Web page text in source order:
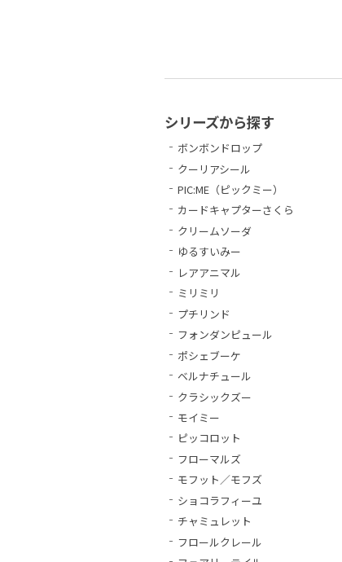
シリーズから探す
ボンボンドロップ
クーリアシール
PIC:ME（ピックミー）
カードキャプターさくら
クリームソーダ
ゆるすいみー
レアアニマル
ミリミリ
プチリンド
フォンダンピュール
ポシェブーケ
ベルナチュール
クラシックズー
モイミー
ピッコロット
フローマルズ
モフット／モフズ
ショコラフィーユ
チャミュレット
フロールクレール